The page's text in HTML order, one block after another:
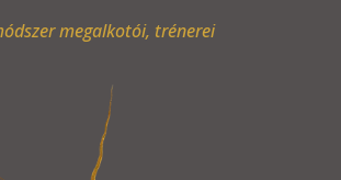
megalkotói, trénerei